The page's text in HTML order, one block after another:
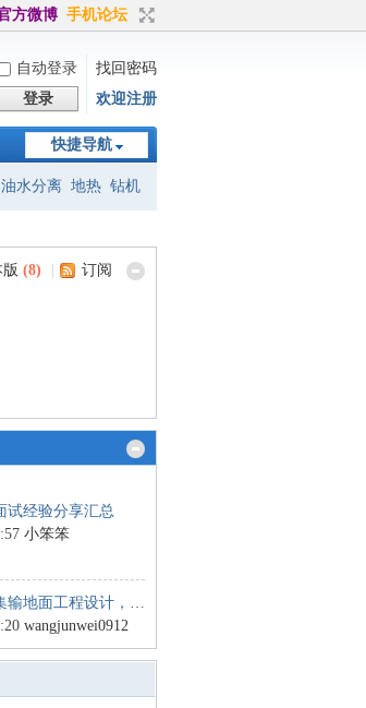
方微博 手机论坛
自动登录
找回密码
登录 欢迎注册
快捷导航
油水分离 地热 钻机
(8) 订阅
试经验分享汇总
小笨笨
刚入行油气集输地面工程设计，求 ...
wangjunwei0912